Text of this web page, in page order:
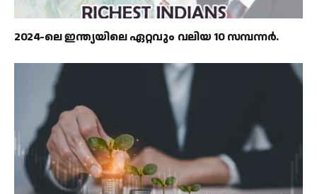
2024-ലെ ഇന്ത്യയിലെ ഏറ്റവും വലിയ 10 സമ്പന്നർ.